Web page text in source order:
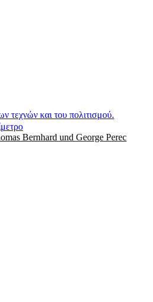
τεχνών και του πολιτισμού.
Bernhard und George Perec